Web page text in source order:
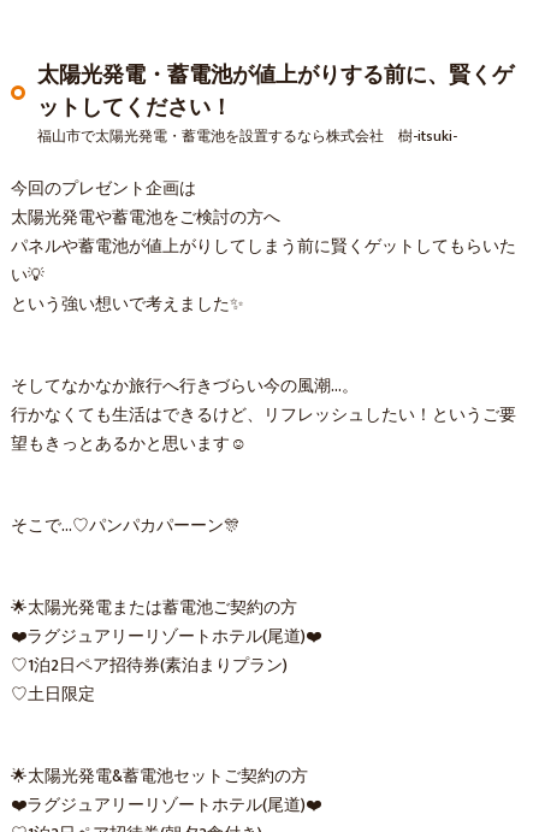
太陽光発電・蓄電池が値上がりする前に、賢くゲ
ットしてください！
福山市で太陽光発電・蓄電池を設置するなら株式会社 樹-itsuki-
今回のプレゼント企画は
太陽光発電や蓄電池をご検討の方へ
パネルや蓄電池が値上がりしてしまう前に賢くゲットしてもらいた
い💡
という強い想いで考えました✨
そしてなかなか旅行へ行きづらい今の風潮…。
行かなくても生活はできるけど、リフレッシュしたい！というご要
望もきっとあるかと思います☺️
そこで…♡パンパカパーーン🎊
🌟太陽光発電または蓄電池ご契約の方
❤️ラグジュアリーリゾートホテル(尾道)❤️
♡1泊2日ペア招待券(素泊まりプラン)
♡土日限定
🌟太陽光発電&蓄電池セットご契約の方
❤️ラグジュアリーリゾートホテル(尾道)❤️